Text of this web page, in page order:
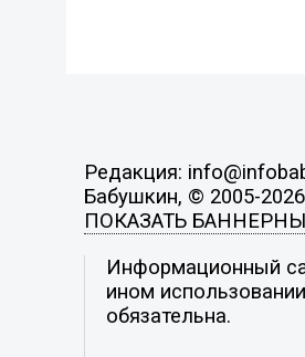
Редакция:
Бабушкин, © 2005-
ПОКАЗАТЬ
Информационный
ином
обязательна.